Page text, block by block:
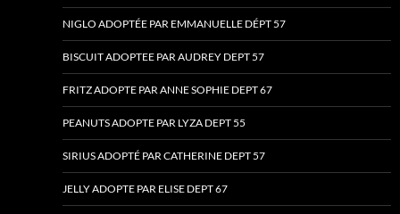
NIGLO ADOPTÉE PAR EMMANUELLE DÉPT 57
BISCUIT ADOPTEE PAR AUDREY DEPT 57
FRITZ ADOPTE PAR ANNE SOPHIE DEPT 67
PEANUTS ADOPTE PAR LYZA DEPT 55
SIRIUS ADOPTÉ PAR CATHERINE DEPT 57
JELLY ADOPTE PAR ELISE DEPT 67